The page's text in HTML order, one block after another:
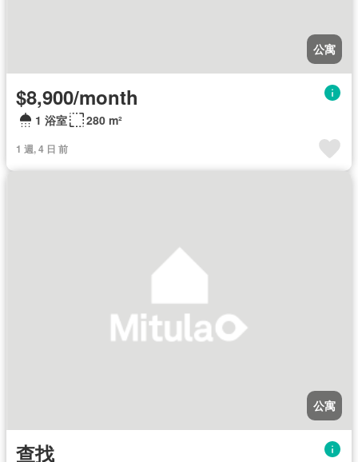
公寓
$8,900/month
1 浴室 280 m²
1 週, 4 日 前
公寓
查找